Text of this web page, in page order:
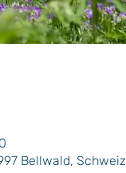
Bellwald, Schweiz